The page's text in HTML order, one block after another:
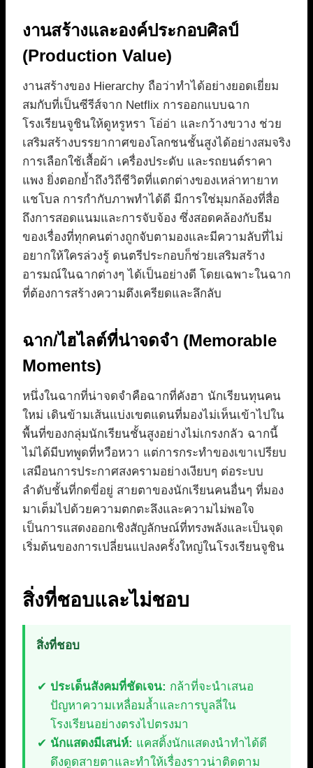
งานสร้างและองค์ประกอบศิลป์
(Production Value)
งานสร้างของ Hierarchy ถือว่าทำได้อย่างยอดเยี่ยม
สมกับที่เป็นซีรีส์จาก Netflix การออกแบบฉาก
โรงเรียนจูชินให้ดูหรูหรา โอ่อ่า และกว้างขวาง ช่วย
เสริมสร้างบรรยากาศของโลกชนชั้นสูงได้อย่างสมจริง
การเลือกใช้เสื้อผ้า เครื่องประดับ และรถยนต์ราคา
แพง ยิ่งตอกย้ำถึงวิถีชีวิตที่แตกต่างของเหล่าทายาท
แชโบล การกำกับภาพทำได้ดี มีการใช่มุมกล้องที่สื่อ
ถึงการสอดแนมและการจับจ้อง ซึ่งสอดคล้องกับธีม
ของเรื่องที่ทุกคนต่างถูกจับตามองและมีความลับที่ไม่
อยากให้ใครล่วงรู้ ดนตรีประกอบก็ช่วยเสริมสร้าง
อารมณ์ในฉากต่างๆ ได้เป็นอย่างดี โดยเฉพาะในฉาก
ที่ต้องการสร้างความตึงเครียดและลึกลับ
ฉาก/ไฮไลต์ที่น่าจดจำ (Memorable
Moments)
หนึ่งในฉากที่น่าจดจำคือฉากที่คังฮา นักเรียนทุนคน
ใหม่ เดินข้ามเส้นแบ่งเขตแดนที่มองไม่เห็นเข้าไปใน
พื้นที่ของกลุ่มนักเรียนชั้นสูงอย่างไม่เกรงกลัว ฉากนี้
ไม่ได้มีบทพูดที่หวือหวา แต่การกระทำของเขาเปรียบ
เสมือนการประกาศสงครามอย่างเงียบๆ ต่อระบบ
ลำดับชั้นที่กดขี่อยู่ สายตาของนักเรียนคนอื่นๆ ที่มอง
มาเต็มไปด้วยความตกตะลึงและความไม่พอใจ
เป็นการแสดงออกเชิงสัญลักษณ์ที่ทรงพลังและเป็นจุด
เริ่มต้นของการเปลี่ยนแปลงครั้งใหญ่ในโรงเรียนจูชิน
สิ่งที่ชอบและไม่ชอบ
สิ่งที่ชอบ
ประเด็นสังคมที่ชัดเจน: กล้าที่จะนำเสนอ
ปัญหาความเหลื่อมล้ำและการบูลลี่ใน
โรงเรียนอย่างตรงไปตรงมา
นักแสดงมีเสน่ห์: แคสติ้งนักแสดงนำทำได้ดี
ดึงดูดสายตาและทำให้เรื่องราวน่าติดตาม